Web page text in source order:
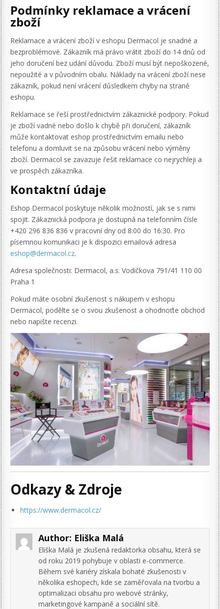
Podmínky reklamace a vrácení
zboží
Reklamace a vrácení zboží v eshopu Dermacol je snadné a
bezproblémové. Zákazník má právo vrátit zboží do 14 dnů od
jeho doručení bez udání důvodu. Zboží musí být nepoškozené,
nepoužité a v původním obalu. Náklady na vrácení zboží nese
zákazník, pokud není vrácení důsledkem chyby na straně
eshopu.
Reklamace se řeší prostřednictvím zákaznické podpory. Pokud
je zboží vadné nebo došlo k chybě při doručení, zákazník
může kontaktovat eshop prostřednictvím emailu nebo
telefonu a domluvit se na způsobu vrácení nebo výměny
zboží. Dermacol se zavazuje řešit reklamace co nejrychleji a
ve prospěch zákazníka.
Kontaktní údaje
Eshop Dermacol poskytuje několik možností, jak se s nimi
spojit. Zákaznická podpora je dostupná na telefonním čísle
+420 296 836 836 v pracovní dny od 8:00 do 16:30. Pro
písemnou komunikaci je k dispozici emailová adresa
eshop@dermacol.cz.
Adresa společnosti: Dermacol, a.s. Vodičkova 791/41 110 00
Praha 1
Pokud máte osobní zkušenost s nákupem v eshopu
Dermacol, podělte se o svou zkušenost a ohodnoťte obchod
nebo napište recenzi.
Odkazy & Zdroje
https://www.dermacol.cz/
Author: Eliška Malá
Eliška Malá je zkušená redaktorka obsahu, která se
od roku 2019 pohybuje v oblasti e-commerce.
Během své kariéry získala bohaté zkušenosti v
několika eshopech, kde se zaměřovala na tvorbu a
optimalizaci obsahu pro webové stránky,
marketingové kampaně a sociální sítě.